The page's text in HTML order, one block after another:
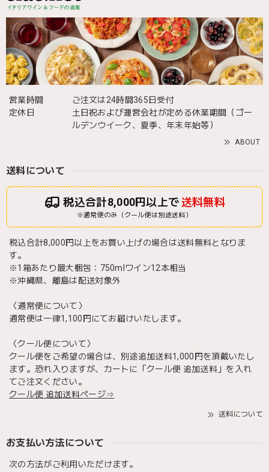
営業時間
ご注文は24時間365日受付
定休日
土日祝および運営会社が定める休業期間（ゴー
ルデンウイーク、夏季、年末年始等）
ABOUT
送料について
税込合計8,000円以上で送料無料
※通常便のみ（クール便は別途送料）
税込合計8,000円以上をお買い上げの場合は送料無料となりま
す。
※1箱あたり最大梱包：750mlワイン12本相当
※沖縄県、離島は配送対象外
〈通常便について〉
通常便は一律1,100円にてお届けいたします。
〈クール便について〉
クール便をご希望の場合は、別途追加送料1,000円を頂戴いたし
ます。恐れ入りますが、カートに「クール便 追加送料」を入れ
てご注文ください。
クール便 追加送料ページ⇒
送料について
お支払い方法について
次の方法がご利用いただけます。